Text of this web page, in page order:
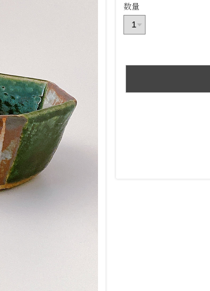
数量